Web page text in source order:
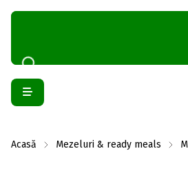
Acasă Mezeluri & ready meals